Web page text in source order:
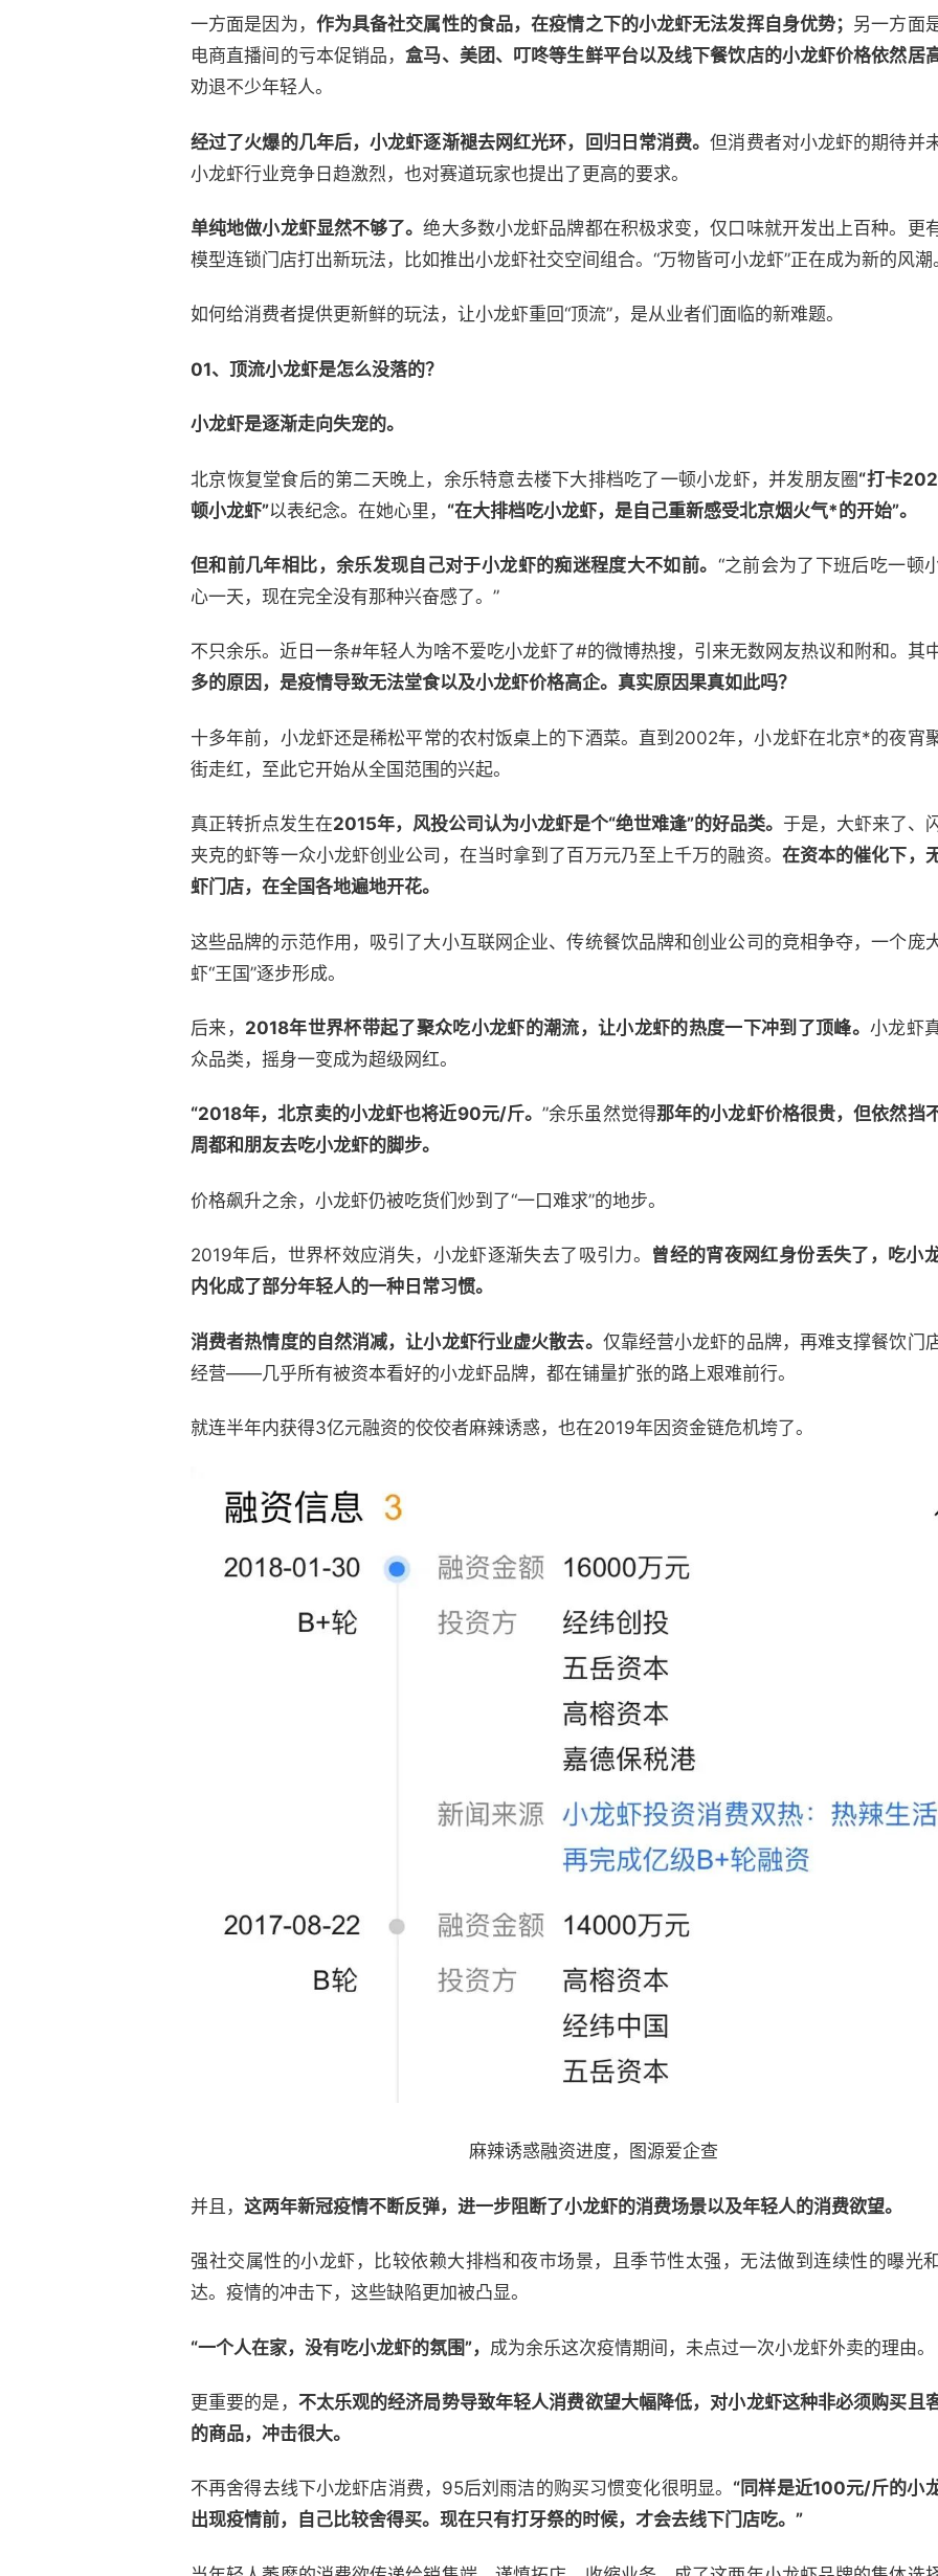
一方面是因为， 作为具备社交属性的食品，在疫情之下的小龙虾无法发挥自身优势； 另一方面
电商直播间的亏本促销品，盒马、美团、叮咚等生鲜平台以及线下餐饮店的小龙虾价格依然居高
劝退不少年轻人。
经过了火爆的几年后，小龙虾逐渐褪去网红光环，回归日常消费。但消费者对小龙虾的期待并
小龙虾行业竞争日趋激烈，也对赛道玩家也提出了更高的要求。
单纯地做小龙虾显然不够了。绝大多数小龙虾品牌都在积极求变，仅口味就开发出上百种。更
模型连锁门店打出新玩法，比如推出小龙虾社交空间组合。“万物皆可小龙虾”正在成为新的风潮
如何给消费者提供更新鲜的玩法，让小龙虾重回“顶流”，是从业者们面临的新难题。
01、 顶流小龙虾是怎么没落的？
小龙虾是逐渐走向失宠的。
北京恢复堂食后的第二天晚上，余乐特意去楼下大排档吃了一顿小龙虾，并发朋友圈“打卡
顿小龙虾”以表纪念。在她心里， “在大排档吃小龙虾，是自己重新感受北京烟火气*的开始”。
但和前几年相比，余乐发现自己对于小龙虾的痴迷程度大不如前。 “之前会为了下班后吃一顿
心一天，现在完全没有那种兴奋感了。”
不只余乐。近日一条#年轻人为啥不爱吃小龙虾了#的微博热搜，引来无数网友热议和附和。其
多的原因，是疫情导致无法堂食以及小龙虾价格高企。真实原因果真如此吗？
十多年前，小龙虾还是稀松平常的农村饭桌上的下酒菜。直到2002年，小龙虾在北京*的夜宵
街走红，至此它开始从全国范围的兴起。
真正转折点发生在2015年，风投公司认为小龙虾是个“绝世难逢”的好品类。 于是，大虾来了、
夹克的虾等一众小龙虾创业公司，在当时拿到了百万元乃至上千万的融资。 在资本的催化下，
虾门店，在全国各地遍地开花。
这些品牌的示范作用，吸引了大小互联网企业、传统餐饮品牌和创业公司的竞相争夺，一个庞
虾“王国”逐步形成。
后来， 2018年世界杯带起了聚众吃小龙虾的潮流，让小龙虾的热度一下冲到了顶峰。 小龙虾
众品类，摇身一变成为超级网红。
“2018年，北京卖的小龙虾也将近90元/斤。”余乐虽然觉得那年的小龙虾价格很贵，但依然挡
周都和朋友去吃小龙虾的脚步。
价格飙升之余，小龙虾仍被吃货们炒到了“一口难求”的地步。
2019年后，世界杯效应消失，小龙虾逐渐失去了吸引力。 曾经的宵夜网红身份丢失了，吃小
内化成了部分年轻人的一种日常习惯。
消费者热情度的自然消减，让小龙虾行业虚火散去。 仅靠经营小龙虾的品牌，再难支撑餐饮门
经营——几乎所有被资本看好的小龙虾品牌，都在铺量扩张的路上艰难前行。
就连半年内获得3亿元融资的佼佼者麻辣诱惑，也在2019年因资金链危机垮了。
麻辣诱惑融资进度，图源爱企查
并且， 这两年新冠疫情不断反弹，进一步阻断了小龙虾的消费场景以及年轻人的消费欲望。
强社交属性的小龙虾，比较依赖大排档和夜市场景，且季节性太强，无法做到连续性的曝光
达。疫情的冲击下，这些缺陷更加被凸显。
“一个人在家，没有吃小龙虾的氛围”， 成为余乐这次疫情期间，未点过一次小龙虾外卖的理由。
更重要的是， 不太乐观的经济局势导致年轻人消费欲望大幅降低，对小龙虾这种非必须购买且
的商品，冲击很大。
不再舍得去线下小龙虾店消费，95后刘雨洁的购买习惯变化很明显。 “同样是近100元/斤的小
出现疫情前，自己比较舍得买。现在只有打牙祭的时候，才会去线下门店吃。”